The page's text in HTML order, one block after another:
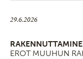
29.6.2026
EROT MUUHUN